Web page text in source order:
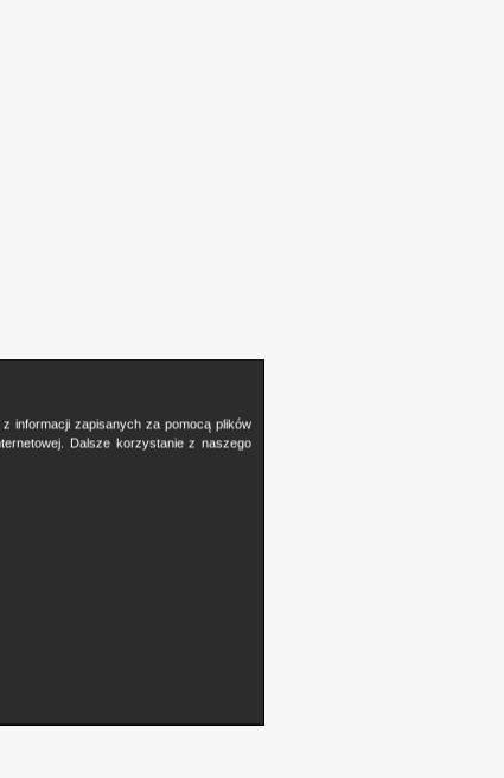
informacji zapisanych za pomocą plików
Dalsze korzystanie z naszego